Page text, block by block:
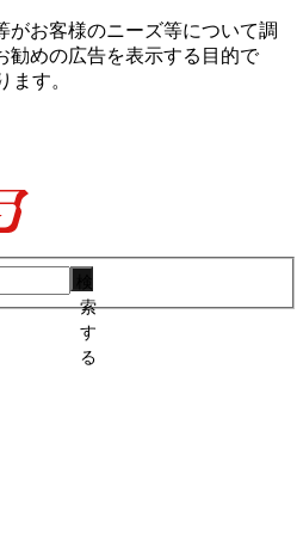
がお客様のニーズ等について調
勧めの広告を表⽰する⽬的で
ます。
索
す
る